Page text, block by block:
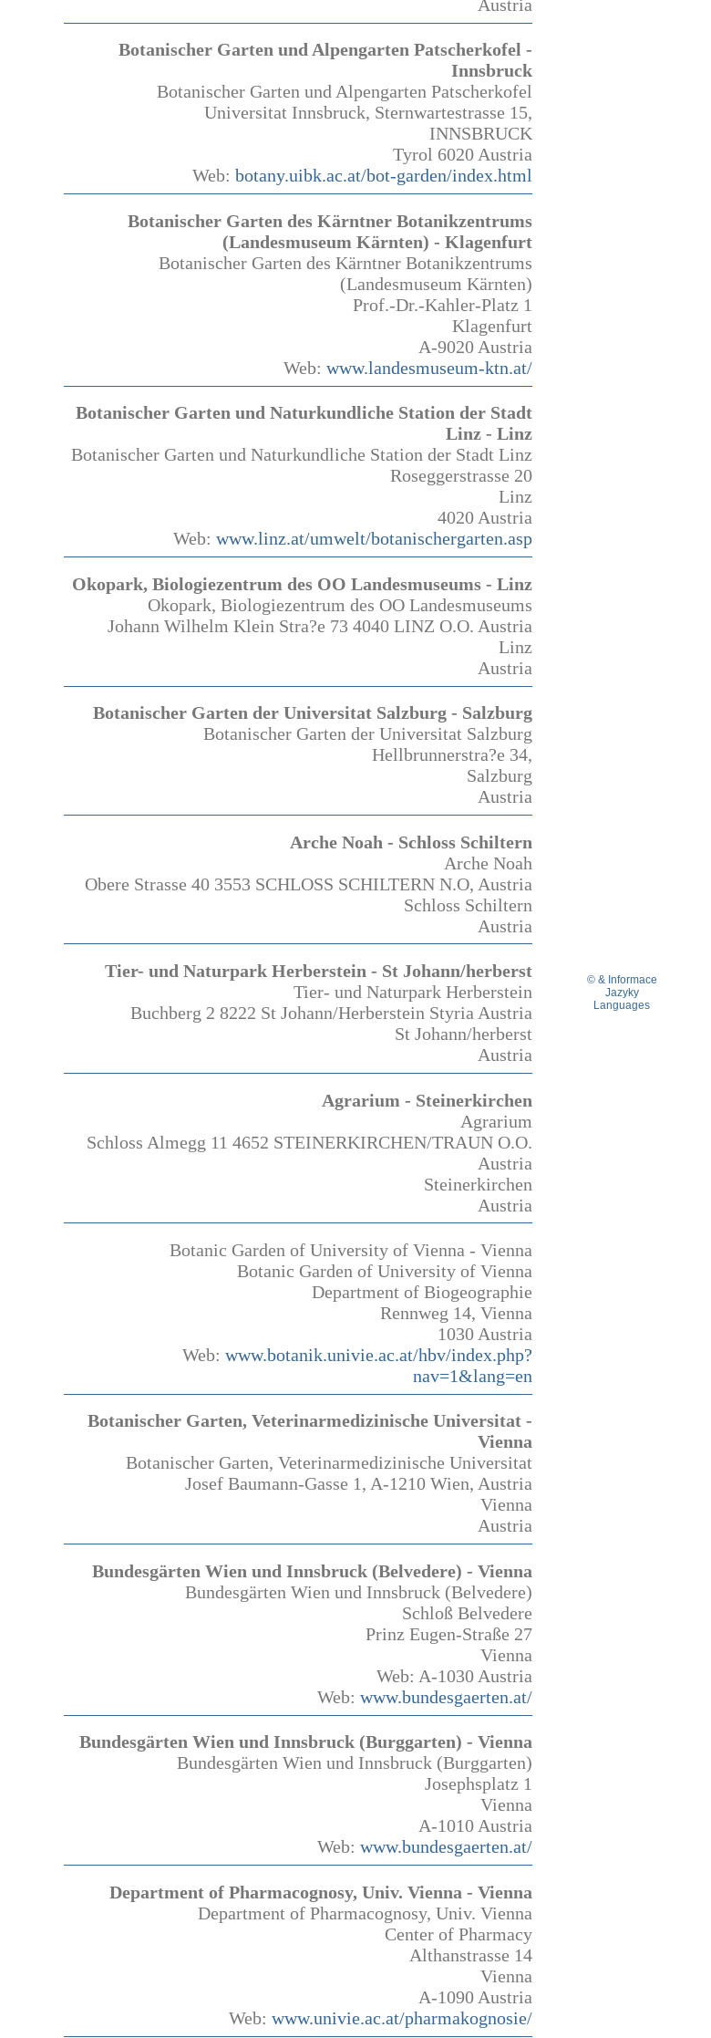
Austria
Botanischer Garten und Alpengarten Patscherkofel -
Innsbruck
Botanischer Garten und Alpengarten Patscherkofel
Universitat Innsbruck, Sternwartestrasse 15,
INNSBRUCK
Tyrol 6020 Austria
Web: botany.uibk.ac.at/bot-garden/index.html
Botanischer Garten des Kärntner Botanikzentrums
(Landesmuseum Kärnten) - Klagenfurt
Botanischer Garten des Kärntner Botanikzentrums
(Landesmuseum Kärnten)
Prof.-Dr.-Kahler-Platz 1
Klagenfurt
A-9020 Austria
Web: www.landesmuseum-ktn.at/
Botanischer Garten und Naturkundliche Station der Stadt
Linz - Linz
Botanischer Garten und Naturkundliche Station der Stadt Linz
Roseggerstrasse 20
Linz
4020 Austria
Web: www.linz.at/umwelt/botanischergarten.asp
Okopark, Biologiezentrum des OO Landesmuseums - Linz
Okopark, Biologiezentrum des OO Landesmuseums
Johann Wilhelm Klein Stra?e 73 4040 LINZ O.O. Austria
Linz
Austria
Botanischer Garten der Universitat Salzburg - Salzburg
Botanischer Garten der Universitat Salzburg
Hellbrunnerstra?e 34,
Salzburg
Austria
Arche Noah - Schloss Schiltern
Arche Noah
Obere Strasse 40 3553 SCHLOSS SCHILTERN N.O, Austria
Schloss Schiltern
Austria
Tier- und Naturpark Herberstein - St Johann/herberst
Tier- und Naturpark Herberstein
Buchberg 2 8222 St Johann/Herberstein Styria Austria
St Johann/herberst
Austria
Agrarium - Steinerkirchen
Agrarium
Schloss Almegg 11 4652 STEINERKIRCHEN/TRAUN O.O.
Austria
Steinerkirchen
Austria
Botanic Garden of University of Vienna - Vienna
Botanic Garden of University of Vienna
Department of Biogeographie
Rennweg 14, Vienna
1030 Austria
Web: www.botanik.univie.ac.at/hbv/index.php?
nav=1&lang=en
Botanischer Garten, Veterinarmedizinische Universitat -
Vienna
Botanischer Garten, Veterinarmedizinische Universitat
Josef Baumann-Gasse 1, A-1210 Wien, Austria
Vienna
Austria
Bundesgärten Wien und Innsbruck (Belvedere) - Vienna
Bundesgärten Wien und Innsbruck (Belvedere)
Schloß Belvedere
Prinz Eugen-Straße 27
Vienna
Web: A-1030 Austria
Web: www.bundesgaerten.at/
Bundesgärten Wien und Innsbruck (Burggarten) - Vienna
Bundesgärten Wien und Innsbruck (Burggarten)
Josephsplatz 1
Vienna
A-1010 Austria
Web: www.bundesgaerten.at/
Department of Pharmacognosy, Univ. Vienna - Vienna
Department of Pharmacognosy, Univ. Vienna
Center of Pharmacy
Althanstrasse 14
Vienna
A-1090 Austria
Web: www.univie.ac.at/pharmakognosie/
© & Informace
Jazyky
Languages